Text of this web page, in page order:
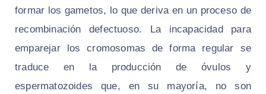
formar los gametos, lo que deriva en un proceso de
recombinación defectuoso. La incapacidad para
emparejar los cromosomas de forma regular se
traduce en la producción de óvulos y
espermatozoides que, en su mayoría, no son